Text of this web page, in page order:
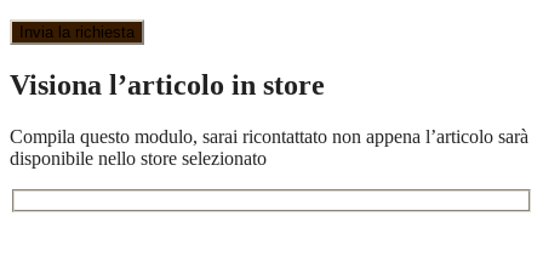
Visiona l’articolo in store
Compila questo modulo, sarai ricontattato non appena l’articolo sarà
disponibile nello store selezionato